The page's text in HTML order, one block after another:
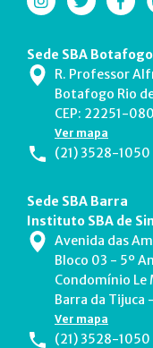
Sede SBA Botafogo
R. Professor
Botafogo Rio
CEP: 22251-080
Ver mapa
(21) 3528-1050
Sede SBA Barra
Instituto SBA de
Avenida das
Bloco 03 - 5º
Condomínio Le
Barra da Tijuca
Ver mapa
(21) 3528-1050